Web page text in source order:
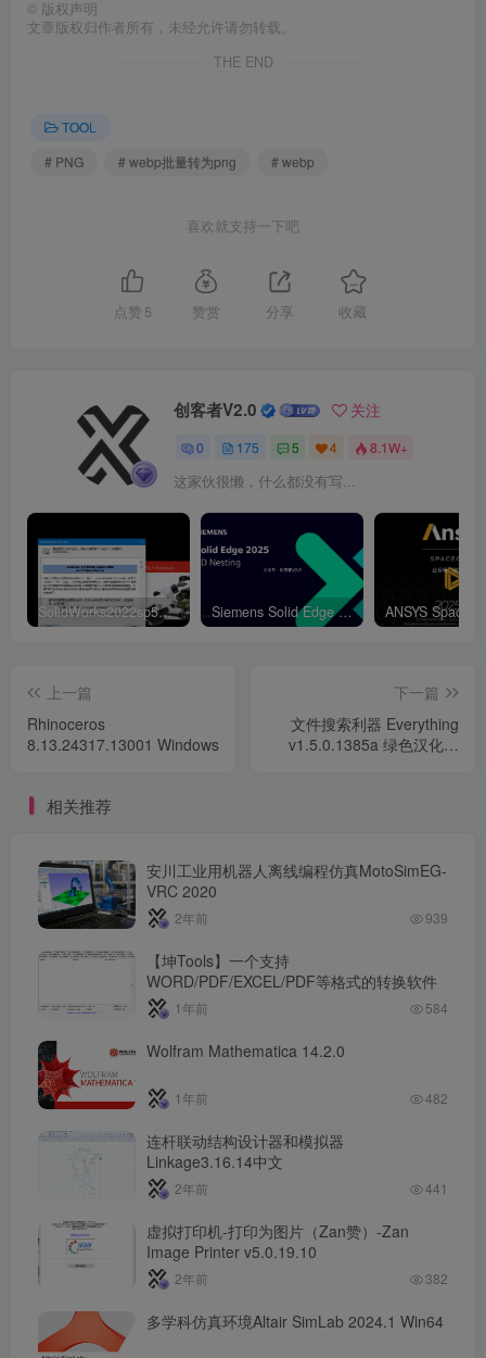
© 版权声明
文章版权归作者所有，未经允许请勿转载。
THE END
TOOL
# PNG
# webp批量转为png # webp
喜欢就支持一下吧
点赞 5 赞赏 分享 收藏
创客者V2.0 关注
0 175 5 4 8.1W+
这家伙很懒，什么都没有写...
SolidWorks2022sp5元旦特供绿色精简版 Siemens Solid Edge 2D Nesting 2025 Win64
上一篇
Rhinoceros
8.13.24317.13001 Windows
下一篇
文件搜索利器 Everything
v1.5.0.1385a 绿色汉化版
相关推荐
安川工业用机器人离线编程仿真MotoSimEG-
VRC 2020
2年前 939
【坤Tools】一个支持
WORD/PDF/EXCEL/PDF等格式的转换软件
1年前 584
Wolfram Mathematica 14.2.0
1年前 482
连杆联动结构设计器和模拟器
Linkage3.16.14中文
2年前 441
虚拟打印机-打印为图片（Zan赞）-Zan
Image Printer v5.0.19.10
2年前 382
多学科仿真环境Altair SimLab 2024.1 Win64